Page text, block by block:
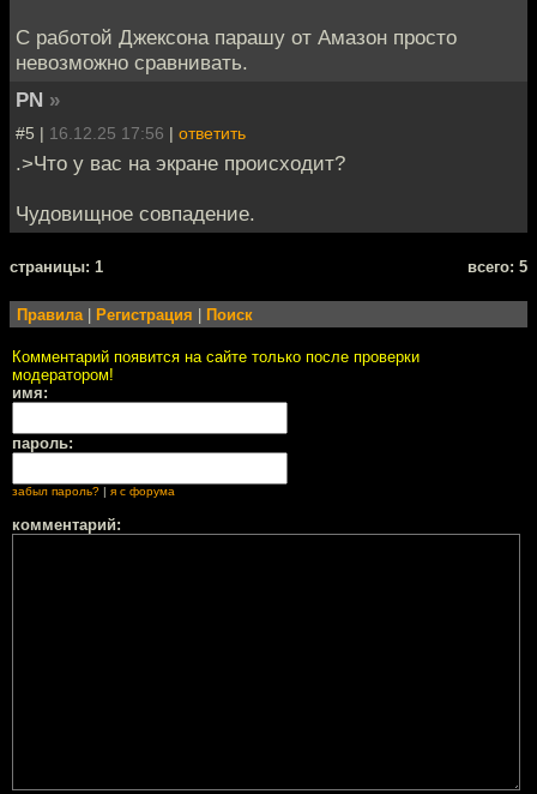
С работой Джексона парашу от Амазон просто
невозможно сравнивать.
PN »
#5 | 16.12.25 17:56 | ответить
.>Что у вас на экране происходит?
Чудовищное совпадение.
cтраницы: 1 всего: 5
Правила | Регистрация | Поиск
Комментарий появится на сайте только после проверки
модератором!
имя:
пароль:
забыл пароль? | я с форума
комментарий: